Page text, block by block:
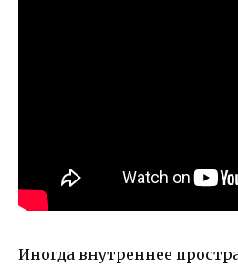
Иногда внутреннее